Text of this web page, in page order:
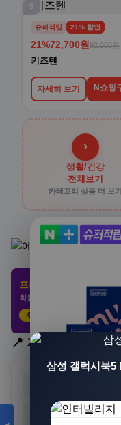
9
슈퍼적립 21% 할인
21%72,700원 92,000원
키즈텐
자세히 보기 N쇼핑
›
생활/건강
전체보기
카테고리 상품 더 보기
프리미엄 제휴 사이트
회원 전용 특가 · 놓치면 손해
추천 클릭
📍 지역 선택
광주 대
삼성 갤럭시북5